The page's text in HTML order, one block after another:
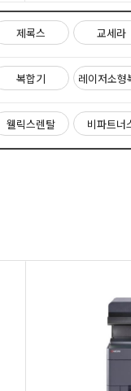
제록스 교세라
복합기 레이저소형
웰릭스렌탈 비파트너